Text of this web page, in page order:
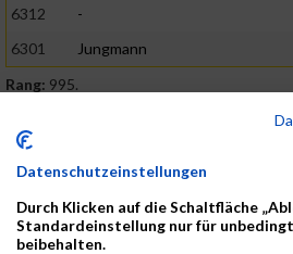
6312
-
6301
Jungmann
Rang: 995.
ALBUM B2RUN MÜNCHEN /
Datenschutzeinstellungen
Durch Klicken auf die Schaltfläche
Standardeinstellung nur für
beibehalten.